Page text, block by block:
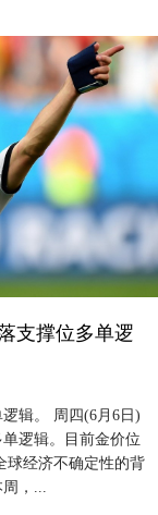
支撑位多单逻
辑。 周四(6月6日)
逻辑。目前金价位
球经济不确定性的背
，...